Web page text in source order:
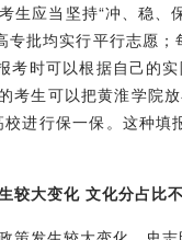
应当坚持“冲、稳、
专批均实行平行志愿
考时可以根据自己的
考生可以把黄淮学院
进行保一保。这种
较大变化 文化分占比